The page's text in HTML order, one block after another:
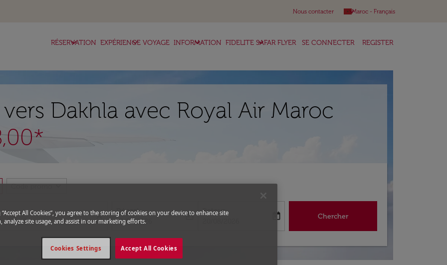
Nous contacter Maroc - Français
keyboard_arrow_down
RÉSERVATION
keyboard_arrow_down EXPÉRIENCE VOYAGE
keyboard_arrow_down INFORMATION
keyboard_arrow_down FIDELITE SAFAR FLYER
keyboard_arrow_down SE CONNECTER REGISTER
Dakhla avec Royal Air Maroc
Code promoexpand_more
close
Départ
fc-booking-departure-date-aria-label
13/08/2026
today
Retour
fc-booking-return-date-aria-label
today Chercher
“Accept All Cookies”, you agree to the storing of cookies on your device to enhance site
analyze site usage, and assist in our marketing efforts.
Accept All Cookies
Cookies Settings